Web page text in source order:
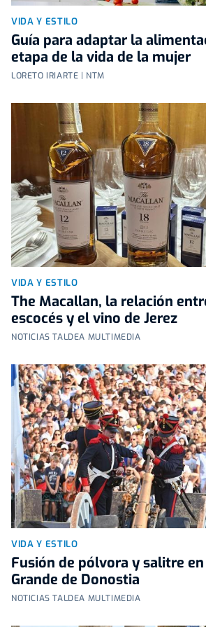
VIDA Y ESTILO
Guía para adaptar la
etapa de la vida de la mujer
LORETO IRIARTE | NTM
VIDA Y ESTILO
The Macallan, la relación
escocés y el vino de Jerez
NOTICIAS TALDEA MULTIMEDIA
VIDA Y ESTILO
Fusión de pólvora y salitre
Grande de Donostia
NOTICIAS TALDEA MULTIMEDIA